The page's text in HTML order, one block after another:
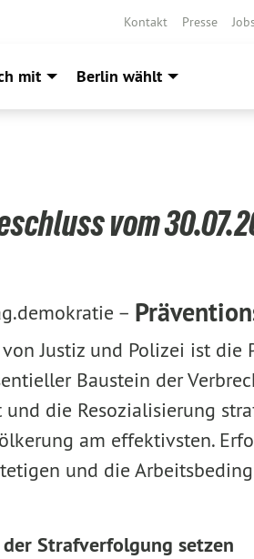
Kontakt Presse Jobs
mit Berlin wählt
vom
–
Justiz und Polizei ist die
Baustein der
und die Resozialisierung
am effektivsten.
und die
Strafverfolgung setzen